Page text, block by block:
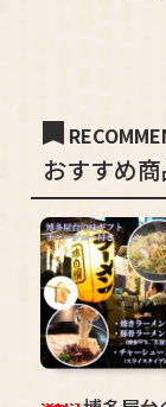
おすすめ商